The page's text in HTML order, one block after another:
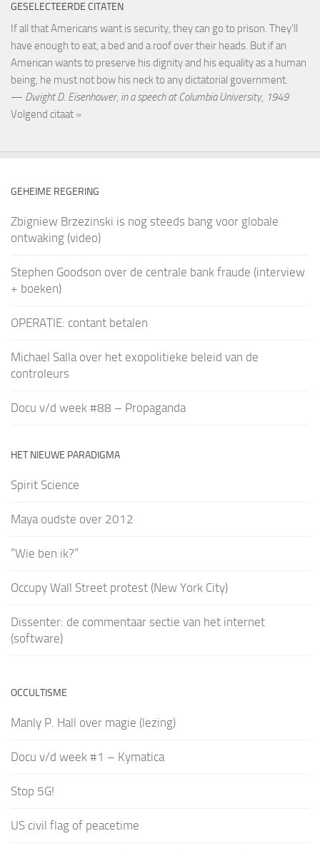
GESELECTEERDE CITATEN
If all that Americans want is security, they can go to prison. They’ll
have enough to eat, a bed and a roof over their heads. But if an
American wants to preserve his dignity and his equality as a human
being, he must not bow his neck to any dictatorial government.
— Dwight D. Eisenhower, in a speech at Columbia University, 1949
Volgend citaat »
GEHEIME REGERING
Zbigniew Brzezinski is nog steeds bang voor globale
ontwaking (video)
Stephen Goodson over de centrale bank fraude (interview
+ boeken)
OPERATIE: contant betalen
Michael Salla over het exopolitieke beleid van de
controleurs
Docu v/d week #88 – Propaganda
HET NIEUWE PARADIGMA
Spirit Science
Maya oudste over 2012
“Wie ben ik?”
Occupy Wall Street protest (New York City)
Dissenter: de commentaar sectie van het internet
(software)
OCCULTISME
Manly P. Hall over magie (lezing)
Docu v/d week #1 – Kymatica
Stop 5G!
US civil flag of peacetime